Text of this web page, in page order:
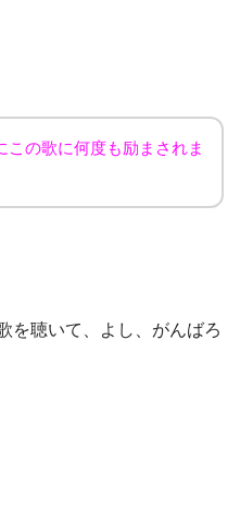
この歌に何度も励まされま
を聴いて、よし、がんばろ